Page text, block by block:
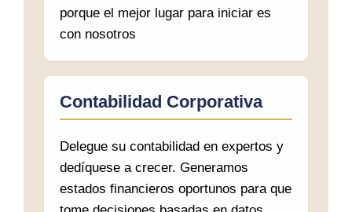
porque el mejor lugar para iniciar es
con nosotros
Contabilidad Corporativa
Delegue su contabilidad en expertos y
dedíquese a crecer. Generamos
estados financieros oportunos para que